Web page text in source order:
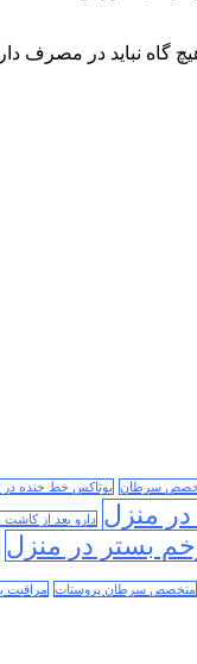
گاه نباید در مصرف
سرطان بوتاکس خط خنده در
منزل دارو بعد از کاشت
بستر در منزل
متخصص سرطان پروستات مراقبت